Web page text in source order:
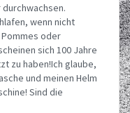
wenn nicht
oder
sich 100 Jahre
zu haben!Ich glaube,
und meinen Helm
Sind die